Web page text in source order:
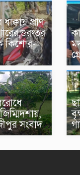
প্রাণ
সংবাদ